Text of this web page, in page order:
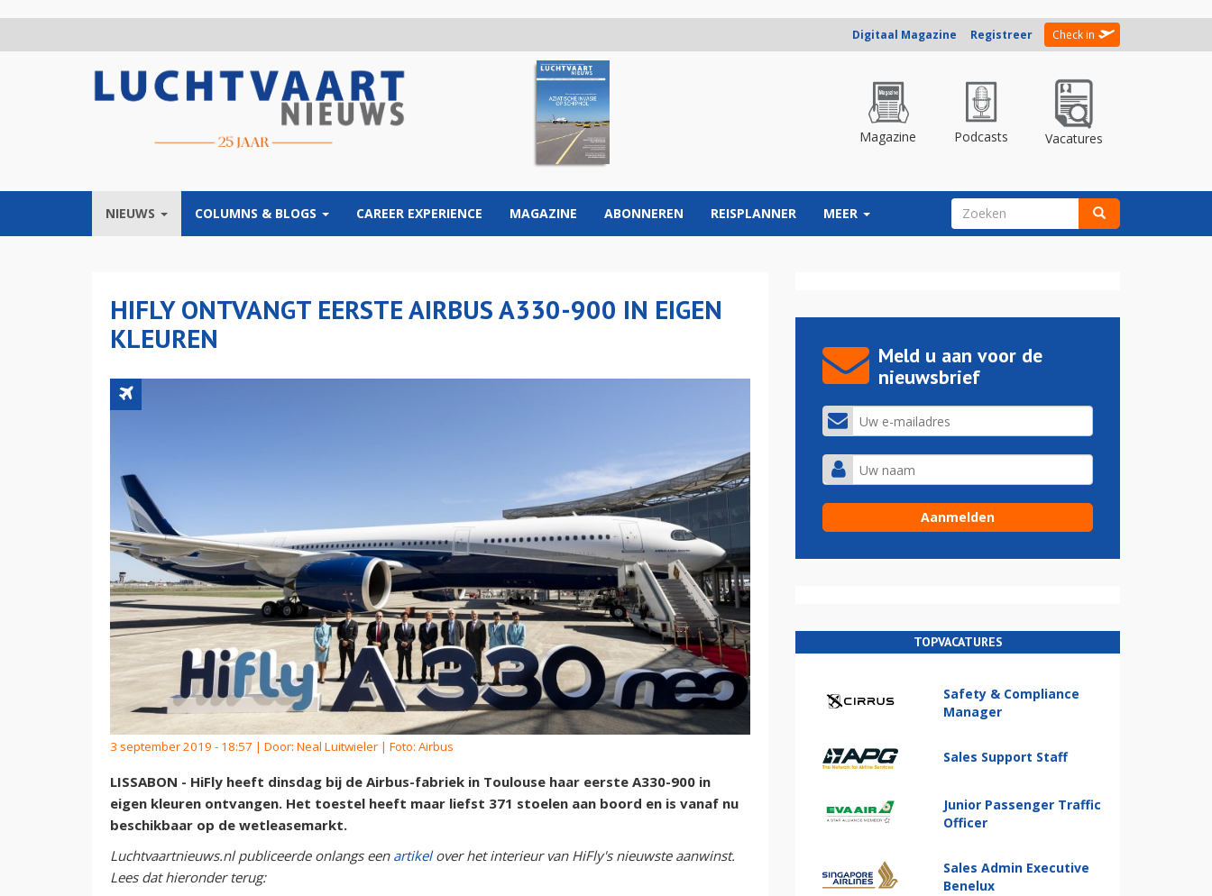
Digitaal Magazine Registreer Check in
Magazine Podcasts Vacatures
NIEUWS COLUMNS & BLOGS CAREER EXPERIENCE MAGAZINE ABONNEREN REISPLANNER MEER ZOEKVELD
HIFLY ONTVANGT EERSTE AIRBUS A330-900 IN EIGEN
KLEUREN
3 september 2019 - 18:57 | Door: Neal Luitwieler | Foto: Airbus
LISSABON - HiFly heeft dinsdag bij de Airbus-fabriek in Toulouse haar eerste A330-900 in
eigen kleuren ontvangen. Het toestel heeft maar liefst 371 stoelen aan boord en is vanaf nu
beschikbaar op de wetleasemarkt.
Luchtvaartnieuws.nl publiceerde onlangs een artikelover het interieur van HiFly's nieuwste aanwinst.
Lees dat hieronder terug:
Meld u aan voor de
nieuwsbrief
TOPVACATURES
Safety & Compliance
Manager
Sales Support Staff
Junior Passenger Traffic
Officer
Sales Admin Executive
Benelux